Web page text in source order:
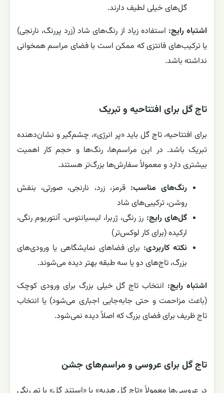
گل‌های خیلی لطیف دارند.
اشتباه رایج: استفاده زیاد از رنگ‌های شاد (زرد پررنگ، نارنجی)
یا ترکیب‌های فانتزی که ممکن است با فضای مراسم همخوانی
نداشته باشد.
تاج گل برای افتتاحیه و تبریک
برای افتتاحیه، تاج گل باید «پر انرژی»، چشم‌گیر و نشان‌دهنده
تبریک باشد. در این مراسم‌ها، رنگ‌ها و حجم کار اهمیت
بیشتری دارد و معمولاً سفارش‌ها بزرگ‌تر هستند.
رنگ‌های مناسب: قرمز، زرد، نارنجی، صورتی، بنفش
روشن، ترکیبی‌های شاد
گل‌های رایج: رز رنگی، ژربرا، لیسیانتوس، آنتوریوم رنگی،
ارکیده (برای کار لوکس‌تر)
نکته کاربردی: برای فضاهای نمایشگاهی یا ورودی‌های
بزرگ، تاج‌های دو یا سه طبقه بهتر دیده می‌شوند.
اشتباه رایج: انتخاب تاج گل خیلی بزرگ برای ورودی کوچک
(باعث مزاحمت و حتی جابه‌جایی اجباری می‌شود) یا انتخاب
تاج ظریف برای فضای بزرگ که اصلاً دیده نمی‌شود.
تاج گل برای عروسی و مراسم‌های جشن